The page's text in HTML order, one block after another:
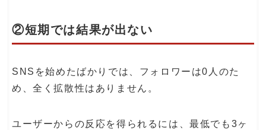
②短期では結果が出ない
SNSを始めたばかりでは、フォロワーは0人のた
め、全く拡散性はありません。
ユーザーからの反応を得られるには、最低でも3ヶ